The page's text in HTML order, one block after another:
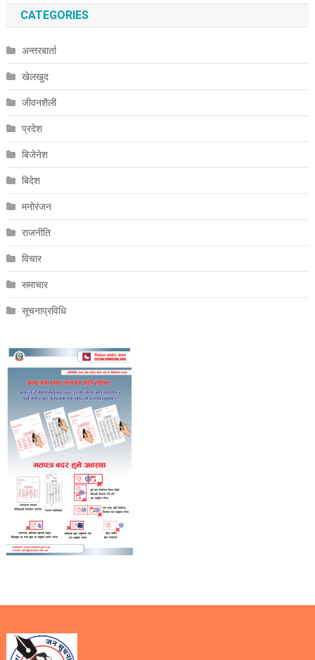
CATEGORIES
अन्तरबार्ता
खेलखुद
जीवनशैली
प्रदेश
बिजेनेश
बिदेश
मनोरंजन
राजनीति
विचार
समाचार
सूचनाप्रविधि